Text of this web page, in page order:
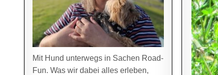
Mit Hund unterwegs in Sachen Road-
Fun. Was wir dabei alles erleben,